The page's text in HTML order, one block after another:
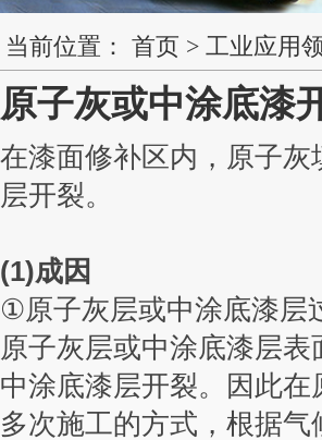
当前位置： 首页 > 工业应用
原子灰或中涂底漆
在漆面修补区内，原子
层开裂。
(1)成因
①原子灰层或中涂底漆层
原子灰层或中涂底漆层
中涂底漆层开裂。因此
多次施工的方式，根据